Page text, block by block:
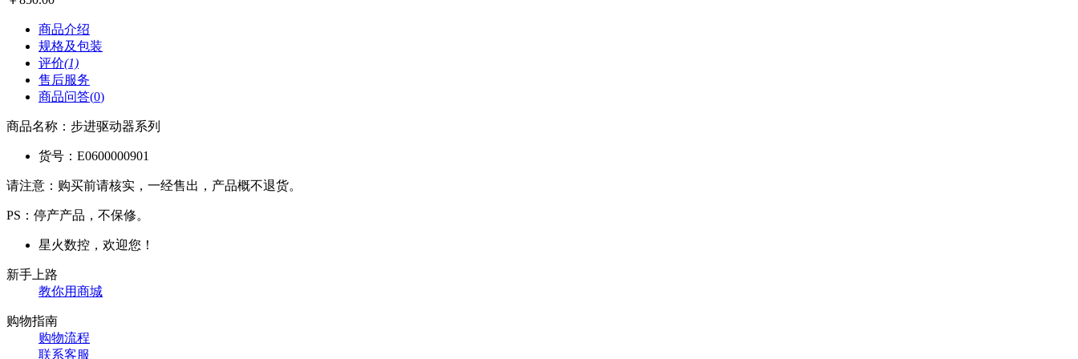
商品介绍
规格及包装
评价(1)
售后服务
商品问答(0)
商品名称： 步进驱动器系列
货号： E0600000901
请注意：购买前请核实，一经售出，产品概不退货。
PS：停产产品，不保修。
星火数控，欢迎您！
新手上路
教你用商城
购物指南
购物流程
联系客服